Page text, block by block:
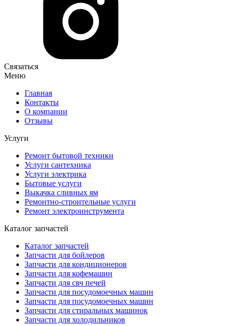
Связаться
Меню
Главная
Контакты
О компании
Отзывы
Услуги
Ремонт бытовой техники
Услуги сантехника
Услуги электрика
Бытовые услуги
Выкачка сливных ям
Ремонтно-строительные услуги
Ремонт электроинструмента
Каталог запчастей
Каталог запчастей
Запчасти для бойлеров
Запчасти для кондиционеров
Запчасти для кофемашин
Запчасти для свч печей
Запчасти для посудомоечных машин
Запчасти для посудомоечных машин
Запчасти для стиральных машинок
Запчасти для холодильников